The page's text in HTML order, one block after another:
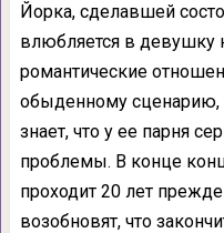
Йорка, сделавшей
влюбляется в девушку
романтические
обыденному
знает, что у ее парня
проблемы. В конце
проходит 20 лет
возобновят, что